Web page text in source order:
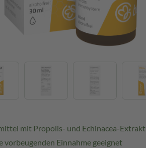
mit Propolis- und Echinacea-Extrakt
vorbeugenden Einnahme geeignet